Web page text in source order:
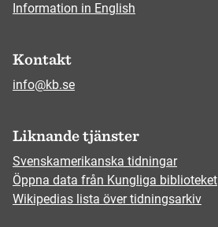
Information in English
Kontakt
info@kb.se
Liknande tjänster
Svenskamerikanska tidningar
Öppna data från Kungliga biblioteket
Wikipedias lista över tidningsarkiv